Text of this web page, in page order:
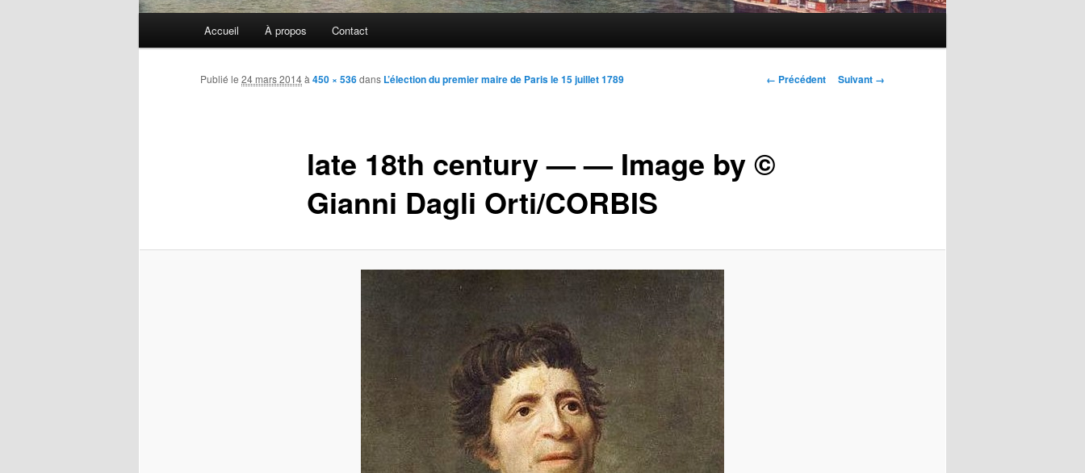
Accueil À propos Contact
Navigation
← Précédent Suivant →
late 18th century —— Image by ©
Gianni Dagli Orti/CORBIS
Publié le 24 mars 2014à450 × 536dans L’élection du premier maire de Paris le 15 juillet 1789